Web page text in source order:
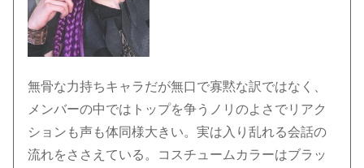
無骨な力持ちキャラだが無口で寡黙な訳ではなく、
メンバーの中ではトップを争うノリのよさでリアク
ションも声も体同様大きい。実は入り乱れる会話の
流れをささえている。コスチュームカラーはブラッ